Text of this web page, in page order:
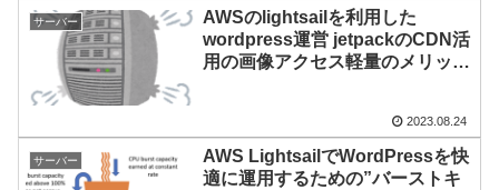
サーバー
AWSのlightsailを利用した
wordpress運営 jetpackのCDN活
用の画像アクセス軽量のメリット
2023.08.24
サーバー
AWS LightsailでWordPressを快
適に運用するための”バーストキ